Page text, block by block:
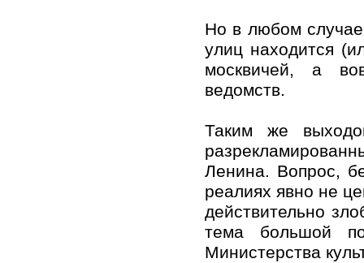
Но в любом случае
улиц находится
москвичей, а
ведомств.
Таким же
Ленина. Вопрос,
реалиях явно не
действительно
тема большой
Министерства